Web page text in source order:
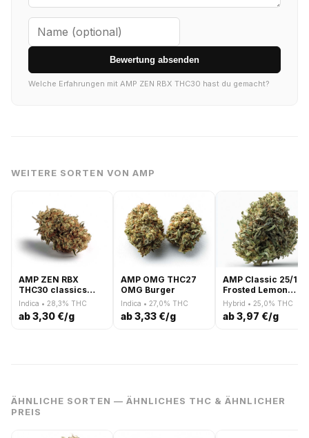
Bewertung absenden
Welche Erfahrungen mit AMP ZEN RBX THC30 hast du gemacht?
WEITERE SORTEN VON AMP
AMP ZEN RBX
THC30 classics
White Wedding
Cake RBX
Indica • 28,3% THC
ab 3,30 €/g
AMP OMG THC27
OMG Burger
Indica • 27,0% THC
ab 3,33 €/g
AMP Classic 25/1
Frosted Lemon
Angel
Hybrid • 25,0% THC
ab 3,97 €/g
ÄHNLICHE SORTEN — ÄHNLICHES THC & ÄHNLICHER
PREIS